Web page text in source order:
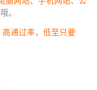
。
通过率，低至只要